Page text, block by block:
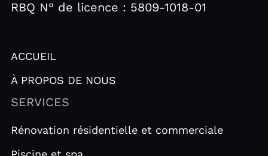
o
a
p
RBQ N° de licence : 5809-1018-01
ACCUEIL
À PROPOS DE NOUS
SERVICES
Rénovation résidentielle et commerciale